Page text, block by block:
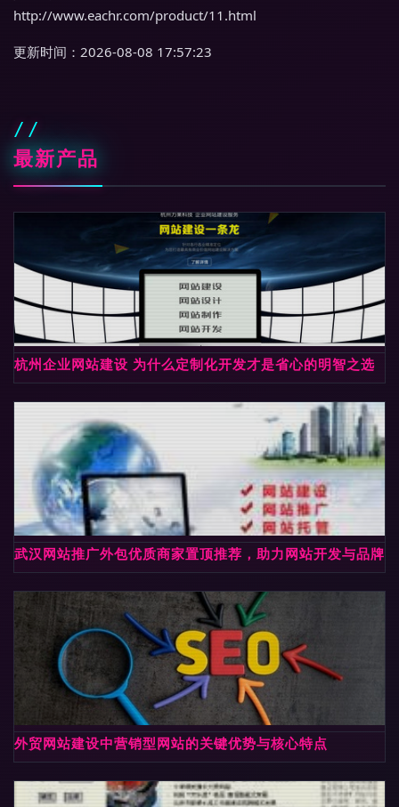
http://www.eachr.com/product/11.html
更新时间：2026-08-08 17:57:23
最新产品
杭州企业网站建设 为什么定制化开发才是省心的明智之选
武汉网站推广外包优质商家置顶推荐，助力网站开发与品牌
外贸网站建设中营销型网站的关键优势与核心特点